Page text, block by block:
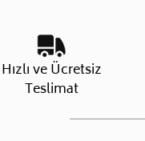
Hızlı ve Ücretsiz
Teslimat